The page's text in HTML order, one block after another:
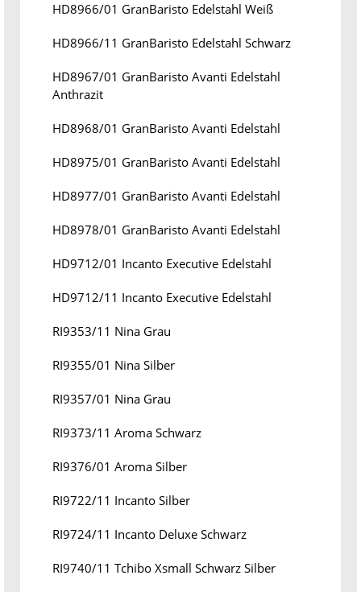
HD8966/01 GranBaristo Edelstahl Weiß
HD8966/11 GranBaristo Edelstahl Schwarz
HD8967/01 GranBaristo Avanti Edelstahl
Anthrazit
HD8968/01 GranBaristo Avanti Edelstahl
HD8975/01 GranBaristo Avanti Edelstahl
HD8977/01 GranBaristo Avanti Edelstahl
HD8978/01 GranBaristo Avanti Edelstahl
HD9712/01 Incanto Executive Edelstahl
HD9712/11 Incanto Executive Edelstahl
RI9353/11 Nina Grau
RI9355/01 Nina Silber
RI9357/01 Nina Grau
RI9373/11 Aroma Schwarz
RI9376/01 Aroma Silber
RI9722/11 Incanto Silber
RI9724/11 Incanto Deluxe Schwarz
RI9740/11 Tchibo Xsmall Schwarz Silber